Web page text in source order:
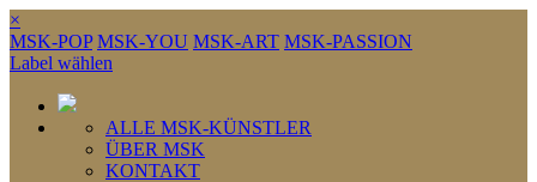
×
MSK-POP MSK-YOU MSK-ART MSK-PASSION
Label wählen
ALLE MSK-KÜNSTLER
ÜBER MSK
KONTAKT